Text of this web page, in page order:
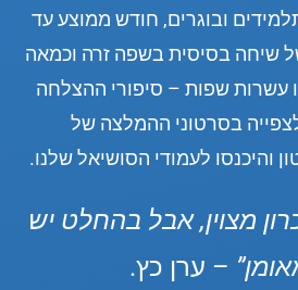
למעלה מ-10,000 תלמידים ובוגרים, חודש ממוצע עד
שיחה בסיסית בשפה זרה וכמאה
עשרות שפות – סיפורי ההצלחה
בסרטוני ההמלצה של
והיכנסו לעמודי הסושיאל שלנו.
מצוין, אבל בהחלט יש
– ערן כץ.